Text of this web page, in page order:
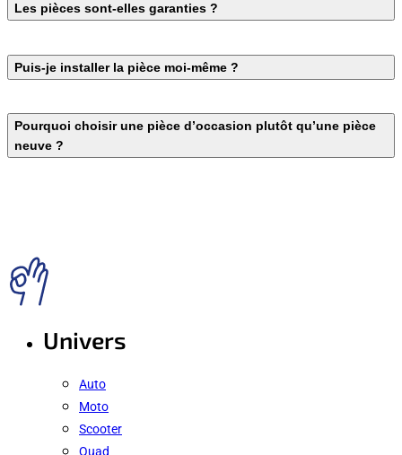
Les pièces sont-elles garanties ?
Puis-je installer la pièce moi-même ?
Pourquoi choisir une pièce d’occasion plutôt qu’une pièce
neuve ?
Univers
Auto
Moto
Scooter
Quad